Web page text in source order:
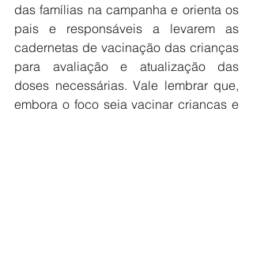
das famílias na campanha e orienta os
pais e responsáveis a levarem as
cadernetas de vacinação das crianças
para avaliação e atualização das
doses necessárias. Vale lembrar que,
embora o foco seja vacinar crianças e